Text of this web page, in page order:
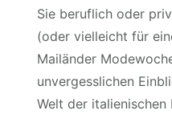
Sie beruflich oder
(oder vielleicht für
Mailänder
unvergesslichen
Welt der italienischen